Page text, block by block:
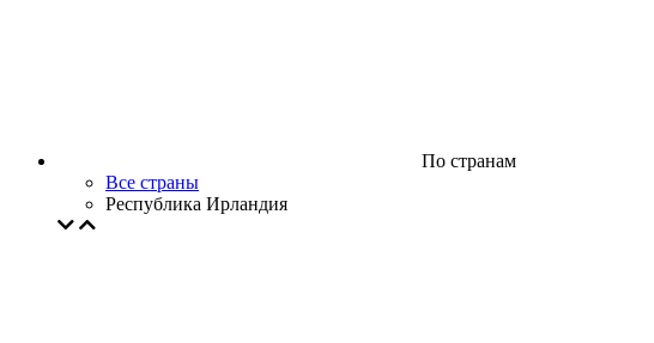
По странам
Все страны
Республика Ирландия